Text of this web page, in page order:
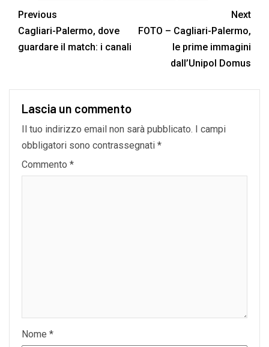
Previous
Cagliari-Palermo, dove
guardare il match: i canali
Next
FOTO – Cagliari-Palermo,
le prime immagini
dall’Unipol Domus
Lascia un commento
Il tuo indirizzo email non sarà pubblicato.
I campi
obbligatori sono contrassegnati *
Commento *
Nome *